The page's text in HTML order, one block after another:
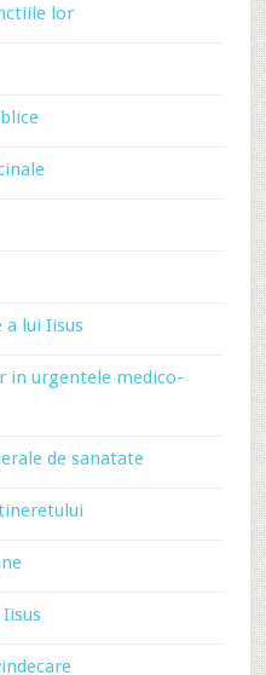
lor
a lui Iisus
in urgentele medico-
de sanatate